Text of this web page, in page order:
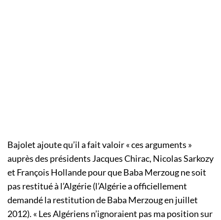
Bajolet ajoute qu’il a fait valoir « ces arguments »
auprès des présidents Jacques Chirac, Nicolas Sarkozy
et François Hollande pour que Baba Merzoug ne soit
pas restitué à l’Algérie (l’Algérie a officiellement
demandé la restitution de Baba Merzoug en juillet
2012). « Les Algériens n’ignoraient pas ma position sur